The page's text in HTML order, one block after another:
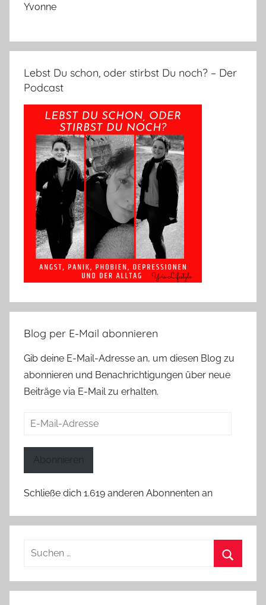
Yvonne
Lebst Du schon, oder stirbst Du noch? – Der
Podcast
Blog per E-Mail abonnieren
Gib deine E-Mail-Adresse an, um diesen Blog zu
abonnieren und Benachrichtigungen über neue
Beiträge via E-Mail zu erhalten.
E-
Abonnieren
Schließe dich 1.619 anderen Abonnenten an
Suchen